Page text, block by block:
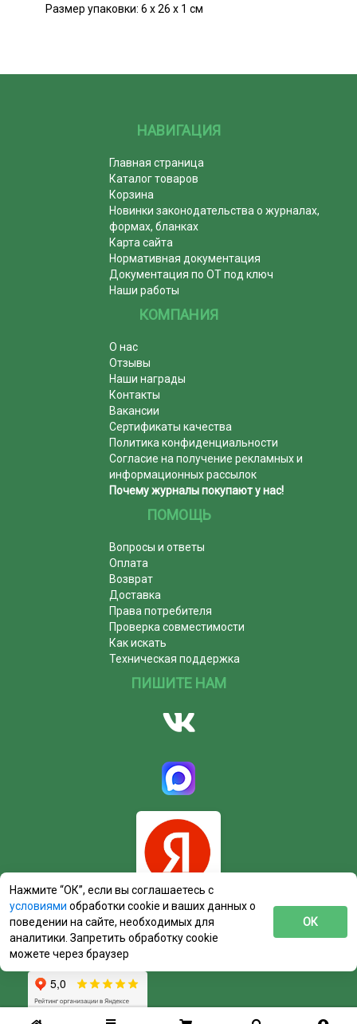
Размер упаковки: 6 х 26 х 1 см
НАВИГАЦИЯ
Главная страница
Каталог товаров
Корзина
Новинки законодательства о журналах,
формах, бланках
Карта сайта
Нормативная документация
Документация по ОТ под ключ
Наши работы
КОМПАНИЯ
О нас
Отзывы
Наши награды
Контакты
Вакансии
Сертификаты качества
Политика конфиденциальности
Согласие на получение рекламных и
информационных рассылок
Почему журналы покупают у нас!
ПОМОЩЬ
Вопросы и ответы
Оплата
Возврат
Доставка
Права потребителя
Проверка совместимости
Как искать
Техническая поддержка
ПИШИТЕ НАМ
Нажмите “ОК”, если вы соглашаетесь с
условиями обработки cookie и ваших данных о
поведении на сайте, необходимых для
аналитики. Запретить обработку cookie
можете через браузер
ОК